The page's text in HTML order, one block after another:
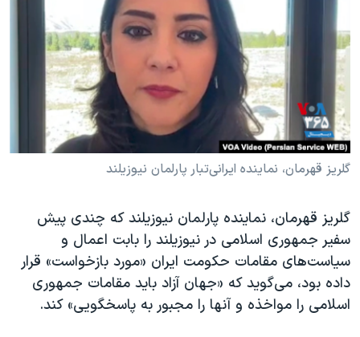
حقوق شهروندی
علم و فناوری
اسرائیل در جنگ
انتخابات ریاست جمهوری آمریکا ۲۰۲۴
حمله جمهوری اسلامی به اسرائیل
رمز مهسا
ورزش زنان در ایران
تریبونال مردمی آبان ۹۸
دادگاه حمید نوری
چهل سال گروگان‌گیری
قانون شفافیت دارائی کادر رهبری ایران
دنبال کنید
زبانهای مختلف
گلریز قهرمان، نماینده ایرانی‌تبار پارلمان نیوزیلند
گلریز قهرمان، نماینده پارلمان نیوزیلند که چندی پیش
سفیر جمهوری اسلامی در نیوزیلند را بابت اعمال و
سیاست‌های مقامات حکومت ایران «مورد بازخواست» قرار
داده بود، می‌گوید که «جهان آزاد باید مقامات جمهوری
اسلامی را مواخذه و آنها را مجبور به پاسخگویی» کند.